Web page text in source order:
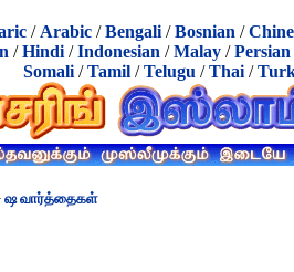
/ Arabic /Bengali /Bosnian /
/Hindi /Indonesian /Malay /Persian
Somali/Tamil/Telugu /Thai/
ஷ வார்த்தைகள்